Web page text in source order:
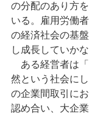
の分配のあり方
いる。雇用労働
の経済社会の基
し成長していか
ある経営者は「
然という社会に
の企業間取引に
認め合い、大企